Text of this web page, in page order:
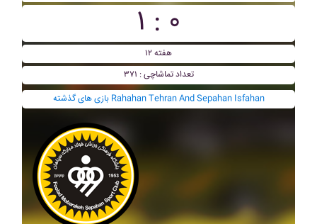
۱ : ۰
هفته ۱۲
تعداد تماشاچی : ۳۷۱
بازی های گذشته Rahahan Tehran And Sepahan Isfahan